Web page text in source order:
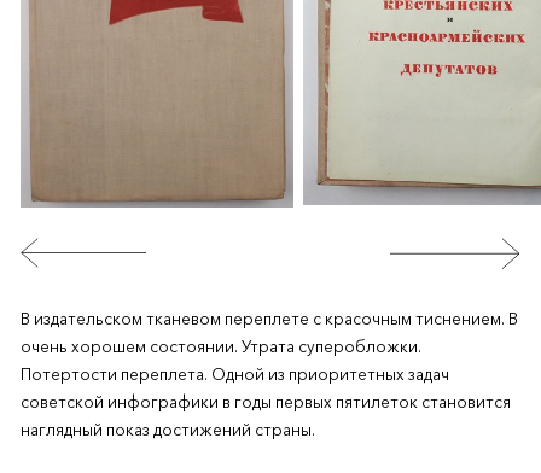
В издательском тканевом переплете с красочным тиснением. В
очень хорошем состоянии. Утрата суперобложки.
Потертости переплета. Одной из приоритетных задач
советской инфографики в годы первых пятилеток становится
наглядный показ достижений страны.